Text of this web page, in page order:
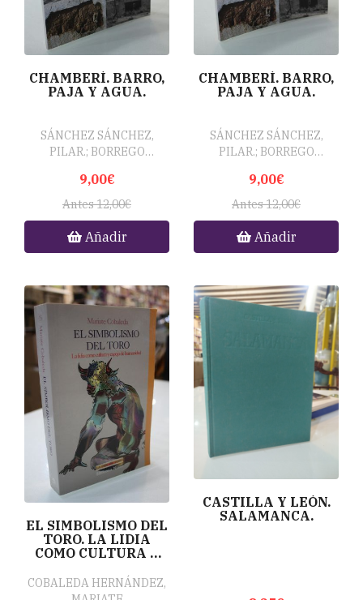
CHAMBERÍ. BARRO,
PAJA Y AGUA.
SÁNCHEZ SÁNCHEZ,
PILAR.; BORREGO
9,00€
Antes 12,00€
Añadir
CHAMBERÍ. BARRO,
PAJA Y AGUA.
SÁNCHEZ SÁNCHEZ,
PILAR.; BORREGO
9,00€
Antes 12,00€
Añadir
EL SIMBOLISMO DEL
TORO. LA LIDIA
COMO CULTURA Y
HUMANIDAD.-
DEDICADO.
COBALEDA HERNÁNDEZ,
CASTILLA Y LEÓN.
SALAMANCA.